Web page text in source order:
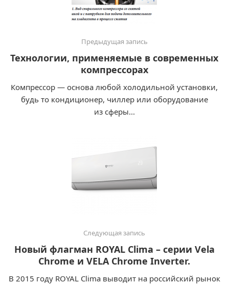
Предыдущая запись
Технологии, применяемые в современных
компрессорах
Компрессор — основа любой холодильной установки,
будь то кондиционер, чиллер или оборудование
из сферы...
Следующая запись
Новый флагман ROYAL Clima – серии Vela
Chrome и VELA Chrome Inverter.
В 2015 году ROYAL Clima выводит на российский рынок